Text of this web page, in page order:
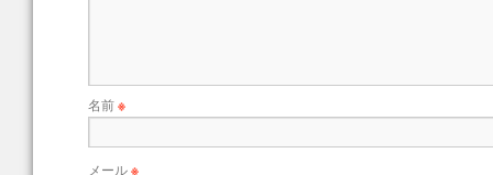
名前※
メール※